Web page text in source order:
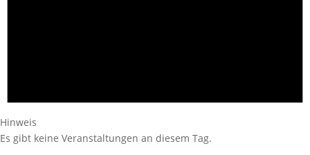
Hinweis
Es gibt keine Veranstaltungen an diesem Tag.